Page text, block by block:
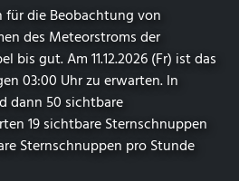
für die Beobachtung von
des Meteorstroms der
bis gut. Am 11.12.2026 (Fr) ist das
03:00 Uhr zu erwarten. In
dann 50 sichtbare
19 sichtbare Sternschnuppen
Sternschnuppen pro Stunde